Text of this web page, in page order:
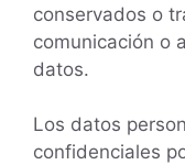
conservados o
comunicación o
datos.
Los datos
confidenciales